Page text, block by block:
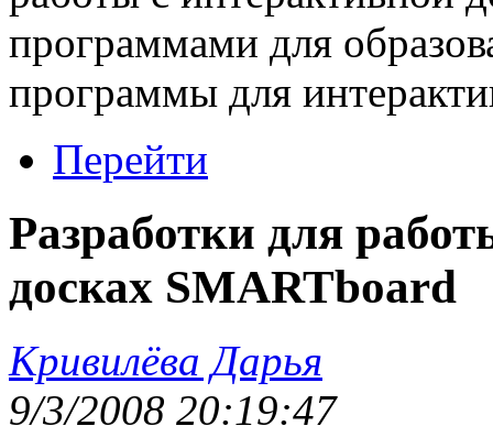
программами для
программы для
Перейти
Разработки для
досках SMARTboard
Кривилёва Дарья
9/3/2008 20:19:47